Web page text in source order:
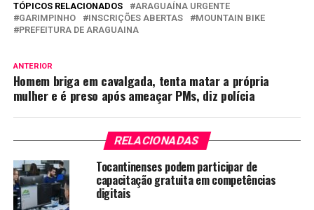
TÓPICOS RELACIONADOS
ARAGUAÍNA URGENTE
GARIMPINHO
INSCRIÇÕES ABERTAS
MOUNTAIN BIKE
PREFEITURA DE ARAGUAINA
ANTERIOR
Homem briga em cavalgada, tenta matar a própria
mulher e é preso após ameaçar PMs, diz polícia
RELACIONADAS
Tocantinenses podem participar de
capacitação gratuita em competências
digitais